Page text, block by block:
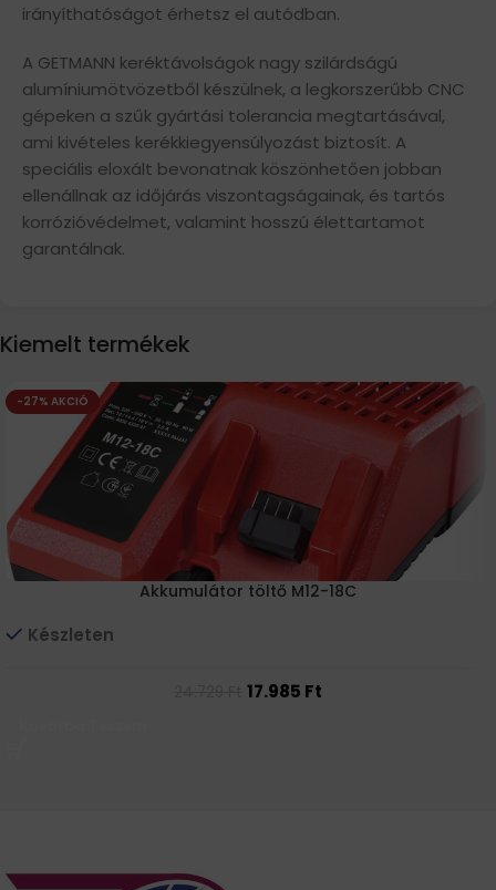
irányíthatóságot érhetsz el autódban.
A GETMANN keréktávolságok nagy szilárdságú
alumíniumötvözetből készülnek, a legkorszerűbb CNC
gépeken a szűk gyártási tolerancia megtartásával,
ami kivételes kerékkiegyensúlyozást biztosít. A
speciális eloxált bevonatnak köszönhetően jobban
ellenállnak az időjárás viszontagságainak, és tartós
korrózióvédelmet, valamint hosszú élettartamot
garantálnak.
Kiemelt termékek
-27% AKCIÓ
Akkumulátor töltő M12-18C
Készleten
17.985 Ft